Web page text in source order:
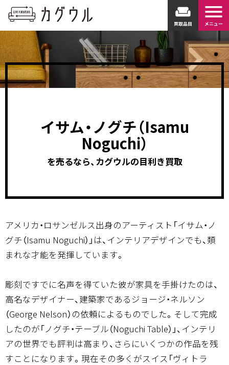
weekend
買取品目
menu
メニュー
イサム・ノグチ（Isamu
Noguchi）
を売るなら、カグウルの目利き買取
アメリカ・ロサンゼルス出身のアーティスト「イサム・ノ
グチ（Isamu Noguchi）」は、インテリアデザインでも、類
まれな才能を発揮しています。
彫刻ですでに名声を得ていた彼が家具を手掛けたのは、
高名なデザイナー、建築家であるジョージ・ネルソン
（George Nelson）の依頼によるものでした。そして完成
したのが「ノグチ・テーブル（Noguchi Table）」、インテリ
アの世界でも評判は高まり、さらにいくつかの作品を残
すことになります。現在その多くがスイス「ヴィトラ